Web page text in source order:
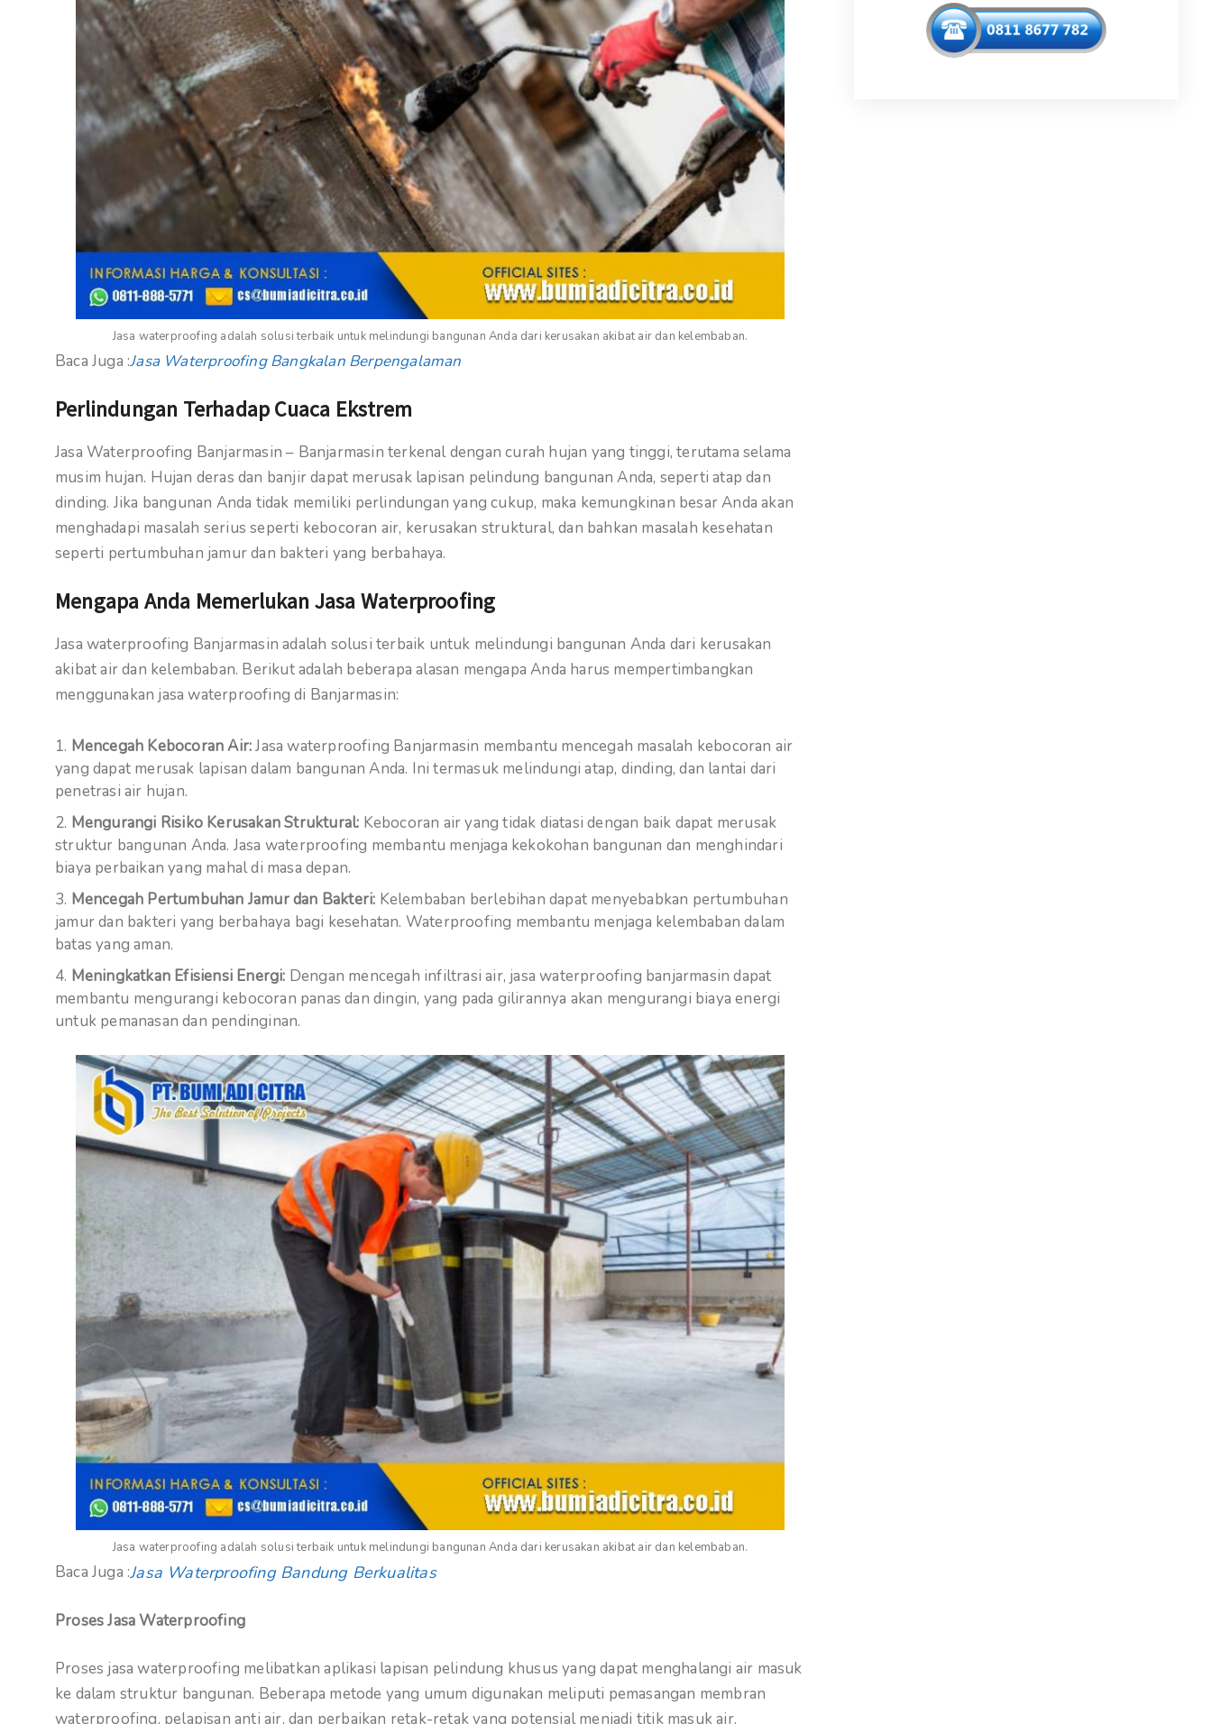
Jasa waterproofing adalah solusi terbaik untuk melindungi bangunan Anda dari kerusakan akibat air dan kelembaban.
Baca Juga :Jasa Waterproofing Bangkalan Berpengalaman
Perlindungan Terhadap Cuaca Ekstrem
Jasa Waterproofing Banjarmasin – Banjarmasin terkenal dengan curah hujan yang tinggi, terutama selama
musim hujan. Hujan deras dan banjir dapat merusak lapisan pelindung bangunan Anda, seperti atap dan
dinding. Jika bangunan Anda tidak memiliki perlindungan yang cukup, maka kemungkinan besar Anda akan
menghadapi masalah serius seperti kebocoran air, kerusakan struktural, dan bahkan masalah kesehatan
seperti pertumbuhan jamur dan bakteri yang berbahaya.
Mengapa Anda Memerlukan Jasa Waterproofing
Jasa waterproofing Banjarmasin adalah solusi terbaik untuk melindungi bangunan Anda dari kerusakan
akibat air dan kelembaban. Berikut adalah beberapa alasan mengapa Anda harus mempertimbangkan
menggunakan jasa waterproofing di Banjarmasin:
Mencegah Kebocoran Air:Jasa waterproofing Banjarmasin membantu mencegah masalah kebocoran air
yang dapat merusak lapisan dalam bangunan Anda. Ini termasuk melindungi atap, dinding, dan lantai dari
penetrasi air hujan.
Mengurangi Risiko Kerusakan Struktural: Kebocoran air yang tidak diatasi dengan baik dapat merusak
struktur bangunan Anda. Jasa waterproofing membantu menjaga kekokohan bangunan dan menghindari
biaya perbaikan yang mahal di masa depan.
Mencegah Pertumbuhan Jamur dan Bakteri: Kelembaban berlebihan dapat menyebabkan pertumbuhan
jamur dan bakteri yang berbahaya bagi kesehatan. Waterproofing membantu menjaga kelembaban dalam
batas yang aman.
Meningkatkan Efisiensi Energi: Dengan mencegah infiltrasi air, jasa waterproofing banjarmasin dapat
membantu mengurangi kebocoran panas dan dingin, yang pada gilirannya akan mengurangi biaya energi
untuk pemanasan dan pendinginan.
Jasa waterproofing adalah solusi terbaik untuk melindungi bangunan Anda dari kerusakan akibat air dan kelembaban.
Baca Juga :Jasa Waterproofing Bandung Berkualitas
Proses Jasa Waterproofing
Proses jasa waterproofing melibatkan aplikasi lapisan pelindung khusus yang dapat menghalangi air masuk
ke dalam struktur bangunan. Beberapa metode yang umum digunakan meliputi pemasangan membran
waterproofing, pelapisan anti air, dan perbaikan retak-retak yang potensial menjadi titik masuk air.